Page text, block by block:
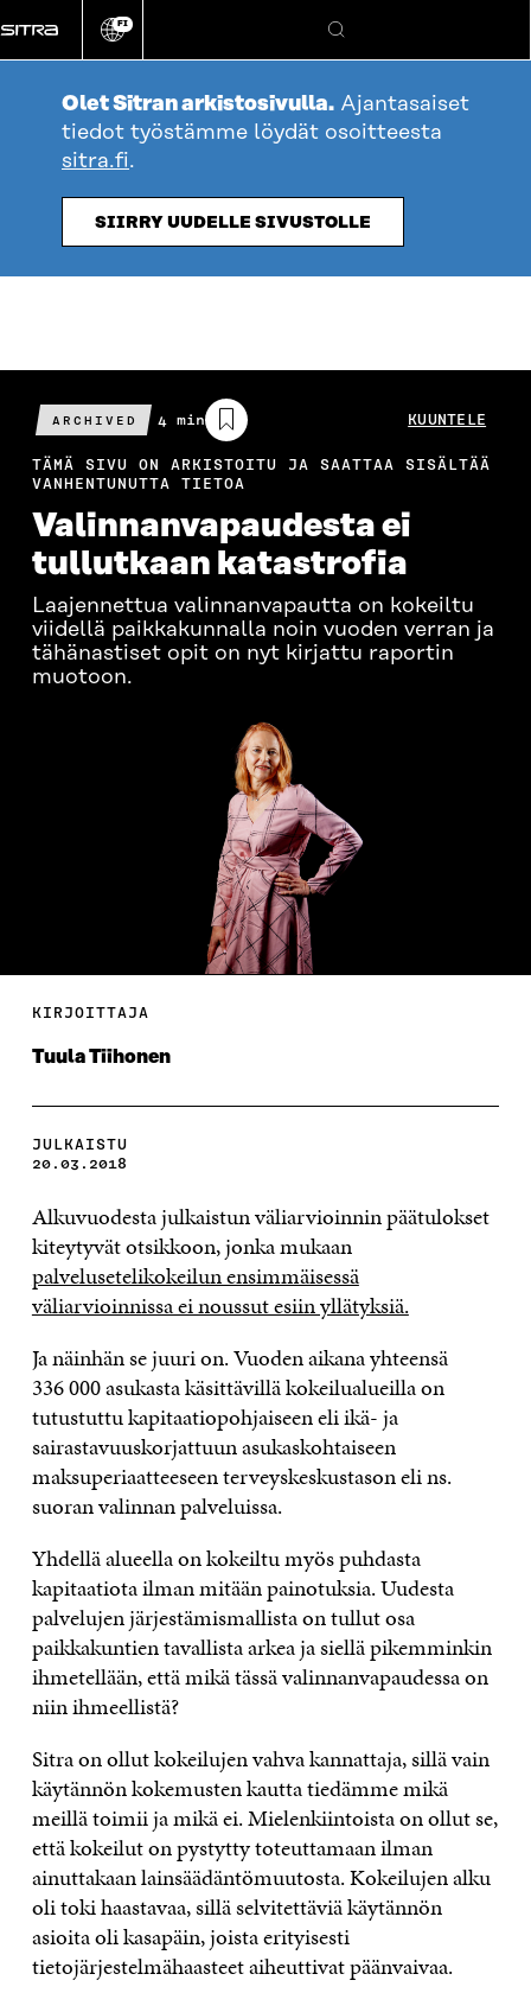
suoraan
sisältöön
Vaihda
kieli
FI
Hae
Olet Sitran arkistosivulla. Ajantasaiset
tiedot työstämme löydät osoitteesta
sitra.fi.
SIIRRY UUDELLE SIVUSTOLLE
ARCHIVED
Arvioitu
lukuaika
4 min KUUNTELE
TÄMÄ SIVU ON ARKISTOITU JA SAATTAA SISÄLTÄÄ
VANHENTUNUTTA TIETOA
Valinnanvapau­desta ei
tullutkaan katastrofia
Laajennettua valinnanvapautta on kokeiltu
viidellä paikkakunnalla noin vuoden verran ja
tähänastiset opit on nyt kirjattu raportin
muotoon.
KIRJOITTAJA
Tuula Tiihonen
JULKAISTU
20.03.2018
Alkuvuodesta julkaistun väliarvioinnin päätulokset
kiteytyvät otsikkoon, jonka mukaan
palvelusetelikokeilun ensimmäisessä
väliarvioinnissa ei noussut esiin yllätyksiä.
Ja näinhän se juuri on. Vuoden aikana yhteensä
336 000 asukasta käsittävillä kokeilualueilla on
tutustuttu kapitaatiopohjaiseen eli ikä- ja
sairastavuuskorjattuun asukaskohtaiseen
maksuperiaatteeseen terveyskeskustason eli ns.
suoran valinnan palveluissa.
Yhdellä alueella on kokeiltu myös puhdasta
kapitaatiota ilman mitään painotuksia. Uudesta
palvelujen järjestämismallista on tullut osa
paikkakuntien tavallista arkea ja siellä pikemminkin
ihmetellään, että mikä tässä valinnanvapaudessa on
niin ihmeellistä?
Sitra on ollut kokeilujen vahva kannattaja, sillä vain
käytännön kokemusten kautta tiedämme mikä
meillä toimii ja mikä ei. Mielenkiintoista on ollut se,
että kokeilut on pystytty toteuttamaan ilman
ainuttakaan lainsäädäntömuutosta. Kokeilujen alku
oli toki haastavaa, sillä selvitettäviä käytännön
asioita oli kasapäin, joista erityisesti
tietojärjestelmähaasteet aiheuttivat päänvaivaa.